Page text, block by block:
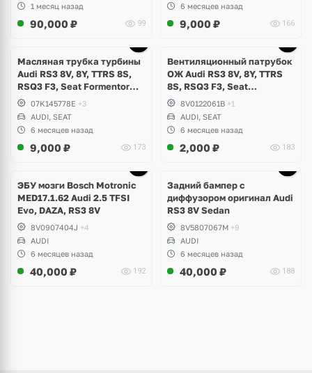
1 месяц назад
90,000 ₽ 99
6 месяцев назад
9,000 ₽ 166
Масляная трубка турбины
Audi RS3 8V, 8Y, TTRS 8S,
RSQ3 F3, Seat Formentor
Cupra 2.5 TFSI Evo, DAZA,
DNWA, DNWB
07K145778E +3
AUDI, SEAT
6 месяцев назад
9,000 ₽ 173
Вентиляционный патрубок
ОЖ Audi RS3 8V, 8Y, TTRS
8S, RSQ3 F3, Seat
Formentor Cupra 2.5 TFSI
Evo, DAZA, DNWA, DNWB
8V0122061B +1
AUDI, SEAT
6 месяцев назад
2,000 ₽ 183
ЭБУ мозги Bosch Motronic
MED17.1.62 Audi 2.5 TFSI
Evo, DAZA, RS3 8V
8V0907404J +4
AUDI
6 месяцев назад
40,000 ₽ 192
Задний бампер с
диффузором оригинал Audi
RS3 8V Sedan
8V5807067M +9
AUDI
6 месяцев назад
40,000 ₽ 188